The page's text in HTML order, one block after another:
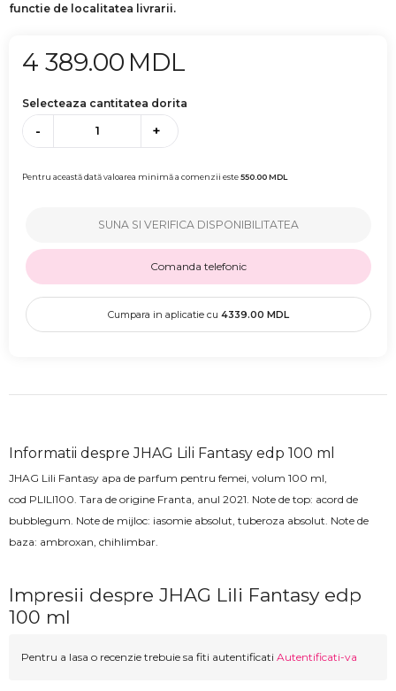
functie de localitatea livrarii.
4 389.00 MDL
Selecteaza cantitatea dorita
- +
Pentru această dată valoarea minimă a comenzii este550.00MDL
SUNA SI VERIFICA DISPONIBILITATEA
Comanda telefonic
Cumpara in aplicatie cu 4339.00 MDL
Informatii despre JHAG Lili Fantasy edp 100 ml
JHAG Lili Fantasy apa de parfum pentru femei, volum 100 ml,
cod PLILI100. Tara de origine Franta, anul 2021. Note de top: acord de
bubblegum. Note de mijloc: iasomie absolut, tuberoza absolut. Note de
baza: ambroxan, chihlimbar.
Impresii despre JHAG Lili Fantasy edp
100 ml
Pentru a lasa o recenzie trebuie sa fiti autentificati Autentificati-va